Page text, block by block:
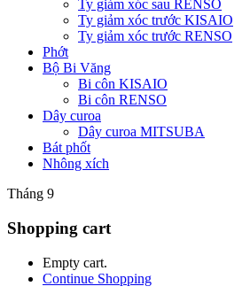
Ty giảm xóc sau RENSO
Ty giảm xóc trước KISAIO
Ty giảm xóc trước RENSO
Phớt
Bộ Bi Văng
Bi côn KISAIO
Bi côn RENSO
Dây curoa
Dây curoa MITSUBA
Bát phốt
Nhông xích
Tháng 9
Shopping cart
Empty cart.
Continue Shopping